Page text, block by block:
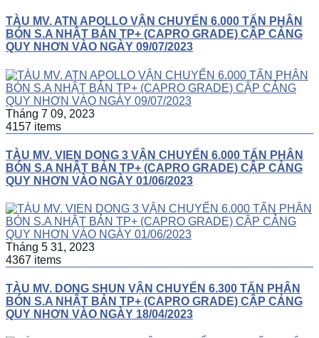
TÀU MV. ATN APOLLO VẬN CHUYỂN 6.000 TẤN PHÂN
BÓN S.A NHẬT BẢN TP+ (CAPRO GRADE) CẬP CẢNG
QUY NHƠN VÀO NGÀY 09/07/2023
Tháng 7 09, 2023
4157 items
TÀU MV. VIEN DONG 3 VẬN CHUYỂN 6.000 TẤN PHÂN
BÓN S.A NHẬT BẢN TP+ (CAPRO GRADE) CẬP CẢNG
QUY NHƠN VÀO NGÀY 01/06/2023
Tháng 5 31, 2023
4367 items
TÀU MV. DONG SHUN VẬN CHUYỂN 6.300 TẤN PHÂN
BÓN S.A NHẬT BẢN TP+ (CAPRO GRADE) CẬP CẢNG
QUY NHƠN VÀO NGÀY 18/04/2023